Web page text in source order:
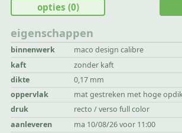
eigenschappen
binnenwerk maco design calibre
kaft
zonder kaft
dikte
0,17 mm
oppervlak
mat gestreken met hoge
druk
recto / verso full color
aanleveren
ma 10/08/26 voor 11:00
opties (0)